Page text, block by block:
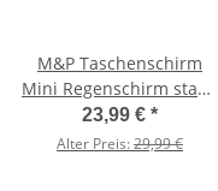
M&P Taschenschirm
Mini Regenschirm stabil
Auf-Zu-Automatik Puma
- kleine Punkte
23,99 € *
Alter Preis:29,99 €